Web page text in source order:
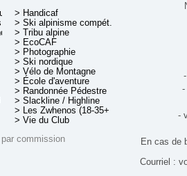
> Handicaf
> Ski alpinisme compét.
> Tribu alpine
> EcoCAF
> Photographie
> Ski nordique
> Vélo de Montagne
> École d'aventure
> Randonnée Pédestre
> Slackline / Highline
> Les Zwhenos (18-35+ ans)
> Vie du Club
commission
-
-
En cas de
Courriel :